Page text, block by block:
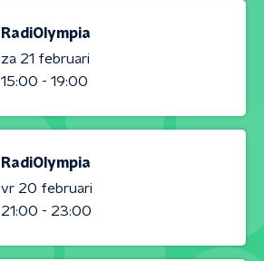
RadiOlympia
za 21 februari
15:00 - 19:00
RadiOlympia
vr 20 februari
21:00 - 23:00